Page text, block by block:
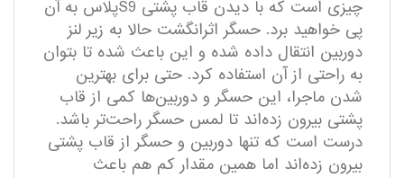
چیزی است که با دیدن قاب پشتی S9پلاس به آن
پی خواهید برد. حسگر اثرانگشت حالا به زیر لنز
دوربین انتقال داده شده و این باعث شده تا بتوان
به راحتی از آن استفاده کرد. حتی برای بهترین
شدن ماجرا، این حسگر و دوربین‌ها کمی از قاب
پشتی بیرون زده‌اند تا لمس حسگر راحت‌تر باشد.
درست است که تنها دوربین و حسگر از قاب پشتی
بیرون زده‌اند اما همین مقدار کم هم باعث